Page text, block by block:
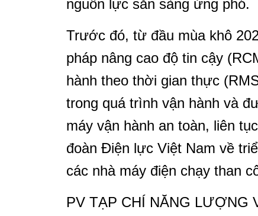
nguồn lực sẵn sàng ứng phó.
Trước đó, từ đầu mùa khô
pháp nâng cao độ tin cậy
hành theo thời gian thực
trong quá trình vận hành và
máy vận hành an toàn, liên
đoàn Điện lực Việt Nam về
các nhà máy điện chạy than
PV TẠP CHÍ NĂNG LƯỢNG